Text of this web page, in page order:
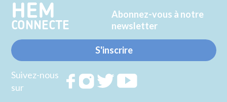
HEM
CONNECTE
Abonnez-vous à notre
newsletter
S'inscrire
Suivez-nous
sur
RejoignezRejoignezRejoignez